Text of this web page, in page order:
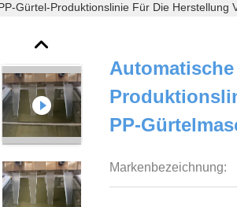
Gürtel-Produktionslinie Für Die Herstellung
PP-
Markenbezeichnung: